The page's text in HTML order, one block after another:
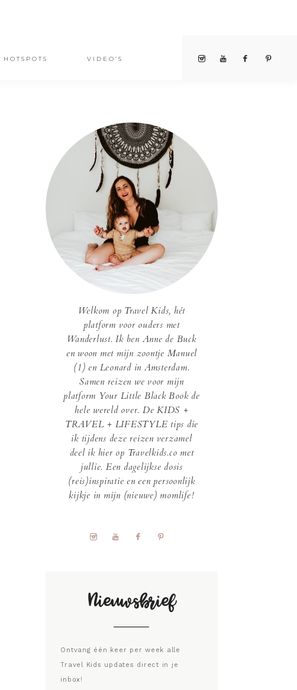
HOTSPOTS VIDEO’S
Welkom op Travel Kids, hét
platform voor ouders met
Wanderlust. Ik ben Anne de Buck
en woon met mijn zoontje Manuel
(1) en Leonard in Amsterdam.
Samen reizen we voor mijn
platform Your Little Black Book de
hele wereld over. De KIDS +
TRAVEL + LIFESTYLE tips die
ik tijdens deze reizen verzamel
deel ik hier op Travelkids.co met
jullie. Een dagelijkse dosis
(reis)inspiratie en een persoonlijk
kijkje in mijn (nieuwe) momlife!
Nieuwsbrief
Ontvang één keer per week alle
Travel Kids updates direct in je
inbox!